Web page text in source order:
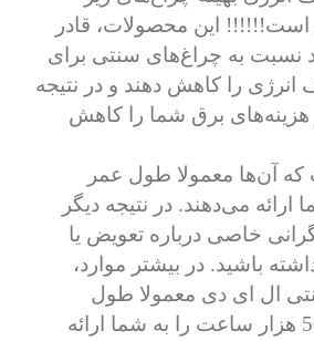
است!!!!!! این محصولات، قادر
80 درصد نسبت به چراغ‌های سنتی برای
انرژی را کاهش دهند و در نتیجه
از هزینه‌های برق شما را کاهش
که آن‌ها معمولا طول عمر
ارائه می‌دهند. در نتیجه دیگر
خاصی درباره تعویض یا
باشید. در بیشتر موارد،
ال ای دی معمولا طول
عمری بین 30 تا 50 هزار ساعت را به شما ارائه